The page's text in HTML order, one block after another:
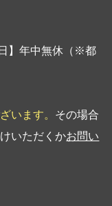
】年中無休（※都
います。 その場合
いただくかお問い